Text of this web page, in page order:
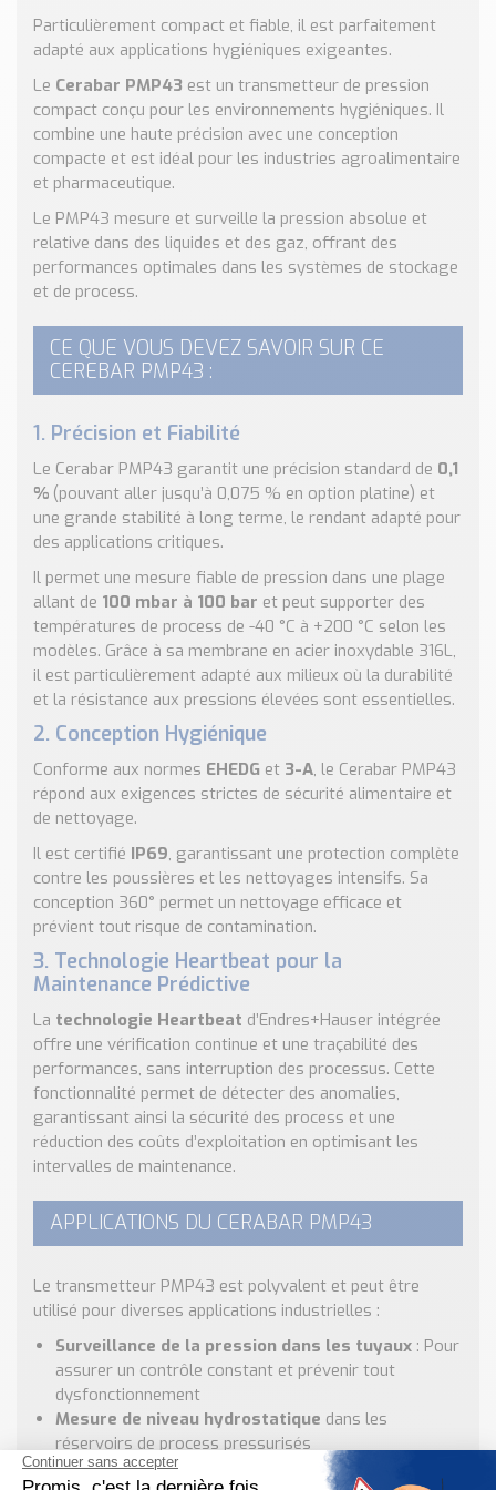
Conseils et Actualités
brasseries
Contact & Devis
Devis, Tarifs, Renseignements techniques
Particulièrement compact et fiable, il est parfaitement
adapté aux applications hygiéniques exigeantes.
Le Cerabar PMP43 est un transmetteur de pression
compact conçu pour les environnements hygiéniques. Il
combine une haute précision avec une conception
compacte et est idéal pour les industries agroalimentaire
et pharmaceutique.
Le PMP43 mesure et surveille la pression absolue et
relative dans des liquides et des gaz, offrant des
performances optimales dans les systèmes de stockage
et de process.
CE QUE VOUS DEVEZ SAVOIR SUR CE
CEREBAR PMP43 :
1. Précision et Fiabilité
Le Cerabar PMP43 garantit une précision standard de 0,1
% (pouvant aller jusqu’à 0,075 % en option platine) et
une grande stabilité à long terme, le rendant adapté pour
des applications critiques.
Il permet une mesure fiable de pression dans une plage
allant de 100 mbar à 100 bar et peut supporter des
températures de process de -40 °C à +200 °C selon les
modèles. Grâce à sa membrane en acier inoxydable 316L,
il est particulièrement adapté aux milieux où la durabilité
et la résistance aux pressions élevées sont essentielles.
2. Conception Hygiénique
Conforme aux normes EHEDG et 3-A, le Cerabar PMP43
répond aux exigences strictes de sécurité alimentaire et
de nettoyage.
Il est certifié IP69, garantissant une protection complète
contre les poussières et les nettoyages intensifs. Sa
conception 360° permet un nettoyage efficace et
prévient tout risque de contamination.
3. Technologie Heartbeat pour la
Maintenance Prédictive
La technologie Heartbeat d’Endres+Hauser intégrée
offre une vérification continue et une traçabilité des
performances, sans interruption des processus. Cette
fonctionnalité permet de détecter des anomalies,
garantissant ainsi la sécurité des process et une
réduction des coûts d’exploitation en optimisant les
intervalles de maintenance.
APPLICATIONS DU CERABAR PMP43
Le transmetteur PMP43 est polyvalent et peut être
utilisé pour diverses applications industrielles :
Surveillance de la pression dans les tuyaux : Pour
assurer un contrôle constant et prévenir tout
dysfonctionnement
Mesure de niveau hydrostatique dans les
réservoirs de process pressurisés
Monitoring de process dans des espaces étroits